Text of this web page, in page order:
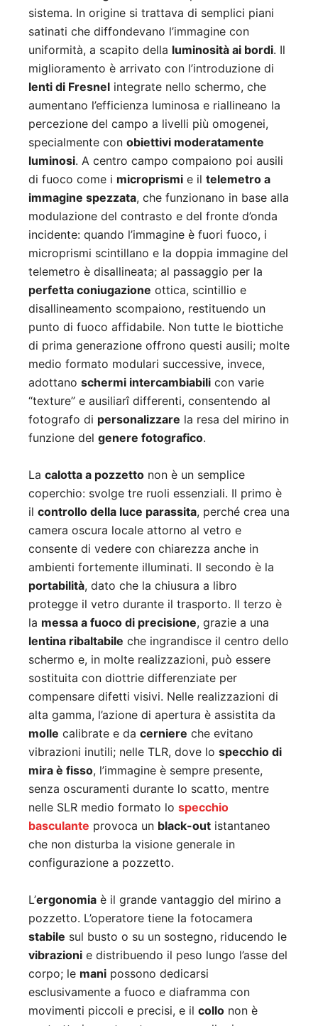
sistema. In origine si trattava di semplici piani
satinati che diffondevano l’immagine con
uniformità, a scapito della luminosità ai bordi. Il
miglioramento è arrivato con l’introduzione di
lenti di Fresnel integrate nello schermo, che
aumentano l’efficienza luminosa e riallineano la
percezione del campo a livelli più omogenei,
specialmente con obiettivi moderatamente
luminosi. A centro campo compaiono poi ausili
di fuoco come i microprismi e il telemetro a
immagine spezzata, che funzionano in base alla
modulazione del contrasto e del fronte d’onda
incidente: quando l’immagine è fuori fuoco, i
microprismi scintillano e la doppia immagine del
telemetro è disallineata; al passaggio per la
perfetta coniugazione ottica, scintillio e
disallineamento scompaiono, restituendo un
punto di fuoco affidabile. Non tutte le biottiche
di prima generazione offrono questi ausili; molte
medio formato modulari successive, invece,
adottano schermi intercambiabili con varie
“texture” e ausiliarî differenti, consentendo al
fotografo di personalizzare la resa del mirino in
funzione del genere fotografico.
La calotta a pozzetto non è un semplice
coperchio: svolge tre ruoli essenziali. Il primo è
il controllo della luce parassita, perché crea una
camera oscura locale attorno al vetro e
consente di vedere con chiarezza anche in
ambienti fortemente illuminati. Il secondo è la
portabilità, dato che la chiusura a libro
protegge il vetro durante il trasporto. Il terzo è
la messa a fuoco di precisione, grazie a una
lentina ribaltabile che ingrandisce il centro dello
schermo e, in molte realizzazioni, può essere
sostituita con diottrie differenziate per
compensare difetti visivi. Nelle realizzazioni di
alta gamma, l’azione di apertura è assistita da
molle calibrate e da cerniere che evitano
vibrazioni inutili; nelle TLR, dove lo specchio di
mira è fisso, l’immagine è sempre presente,
senza oscuramenti durante lo scatto, mentre
nelle SLR medio formato lo specchio
basculante provoca un black-out istantaneo
che non disturba la visione generale in
configurazione a pozzetto.
L’ergonomia è il grande vantaggio del mirino a
pozzetto. L’operatore tiene la fotocamera
stabile sul busto o su un sostegno, riducendo le
vibrazioni e distribuendo il peso lungo l’asse del
corpo; le mani possono dedicarsi
esclusivamente a fuoco e diaframma con
movimenti piccoli e precisi, e il collo non è